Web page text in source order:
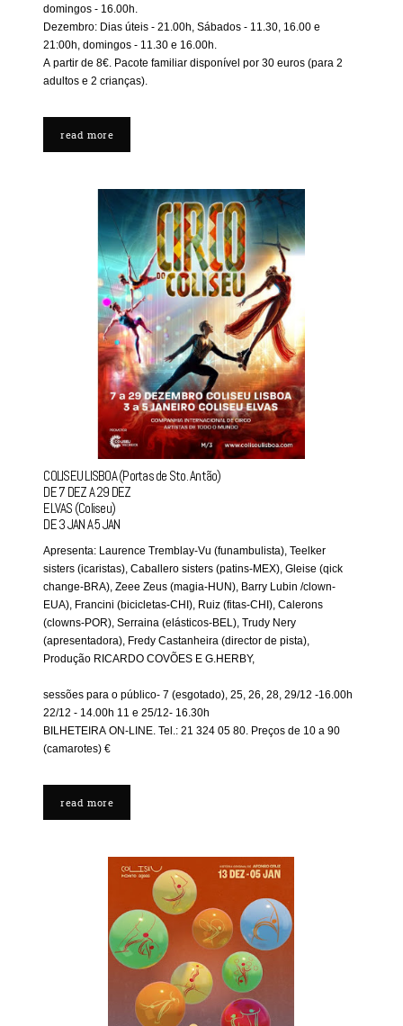
domingos - 16.00h.
Dezembro: Dias úteis - 21.00h, Sábados - 11.30, 16.00 e
21:00h, domingos - 11.30 e 16.00h.
A partir de 8€. Pacote familiar disponível por 30 euros (para 2
adultos e 2 crianças).
read more
COLISEU LISBOA (Portas de Sto. Antão)
DE 7 DEZ A 29 DEZ
ELVAS (Coliseu)
DE 3 JAN A 5 JAN
Apresenta: Laurence Tremblay-Vu (funambulista), Teelker
sisters (icaristas), Caballero sisters (patins-MEX), Gleise (qick
change-BRA), Zeee Zeus (magia-HUN), Barry Lubin /clown-
EUA), Francini (bicicletas-CHI), Ruiz (fitas-CHI), Calerons
(clowns-POR), Serraina (elásticos-BEL), Trudy Nery
(apresentadora), Fredy Castanheira (director de pista),
Produção RICARDO COVÕES E G.HERBY,
sessões para o público- 7 (esgotado), 25, 26, 28, 29/12 -16.00h
22/12 - 14.00h 11 e 25/12- 16.30h
BILHETEIRA ON-LINE. Tel.: 21 324 05 80. Preços de 10 a 90
(camarotes) €
read more